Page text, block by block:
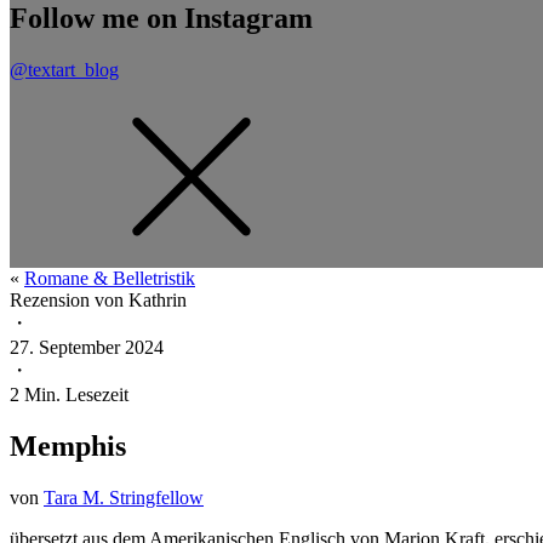
Follow me on Instagram
@textart_blog
« Romane & Belletristik
Rezension von Kathrin
・
27. September 2024
・
2 Min. Lesezeit
Memphis
von Tara M. Stringfellow
übersetzt aus dem Amerikanischen Englisch von Marion Kraft,